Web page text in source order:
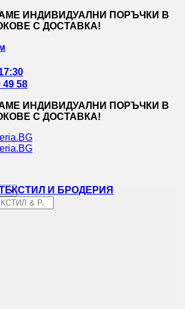
ИНДИВИДУАЛНИ ПОРЪЧКИ В
С ДОСТАВКА!
49 58
ИНДИВИДУАЛНИ ПОРЪЧКИ В
С ДОСТАВКА!
И БРОДЕРИЯ